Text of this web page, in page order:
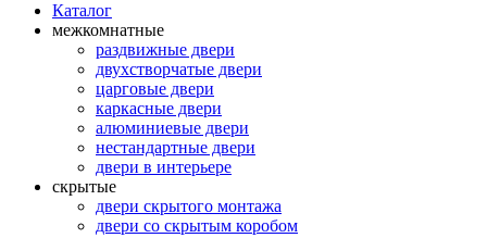
Каталог
межкомнатные
раздвижные двери
двухстворчатые двери
царговые двери
каркасные двери
алюминиевые двери
нестандартные двери
двери в интерьере
скрытые
двери скрытого монтажа
двери со скрытым коробом